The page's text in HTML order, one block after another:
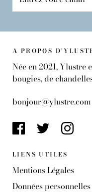
A PROPOS
Née en 2021, Ylustre
bougies, de
bonjour@ylustre.com
LIENS UTILES
Mentions Légales
Données personnelles